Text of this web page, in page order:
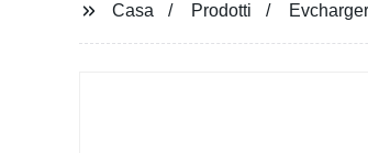
Casa Prodotti